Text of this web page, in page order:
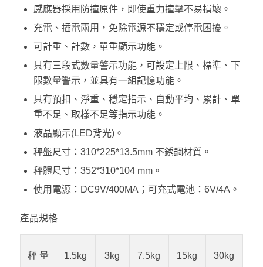
感應器採用防撞原件，即使重力撞擊不易損壞。
充電、插電兩用，免除電源不穩定或停電困擾。
可計重、計數，單重顯示功能。
具有三段式數量警示功能，可設定上限、標準、下
限數量警示，並具有一組記憶功能。
具有預扣、淨重、穩定指示、自動平均、累計、單
重不足、取樣不足等指示功能。
液晶顯示(LED背光)。
秤盤尺寸：310*225*13.5mm 不銹鋼材質。
秤體尺寸：352*310*104 mm。
使用電源：DC9V/400MA；可充式電池：6V/4A。
產品規格
秤 量 1.5kg 3kg 7.5kg 15kg 30kg